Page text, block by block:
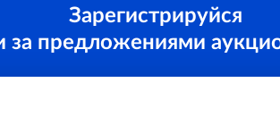
Зарегистрируйся
за предложениями